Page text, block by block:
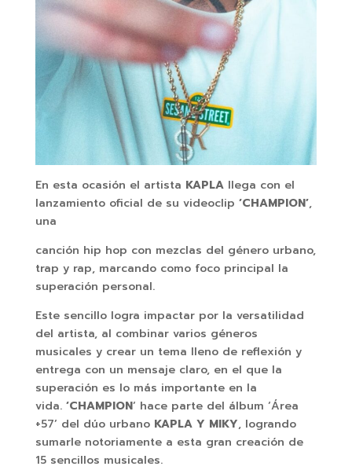
En esta ocasión el artista KAPLAllega con el
lanzamiento oficial de su videoclip ‘CHAMPION’,
una
canción hip hop con mezclas del género urbano,
trap y rap, marcando como foco principal la
superación personal.
Este sencillo logra impactar por la versatilidad
del artista, al combinar varios géneros
musicales y crear un tema lleno de reflexión y
entrega con un mensaje claro, en el que la
superación es lo más importante en la
vida. ‘CHAMPION‘ hace parte del álbum ‘Área
+57’ del dúo urbano KAPLA Y MIKY, logrando
sumarle notoriamente a esta gran creación de
15 sencillos musicales.